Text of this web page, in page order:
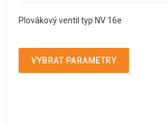
Plovákový ventil typ NV 16e
VYBRAT PARAMETRY